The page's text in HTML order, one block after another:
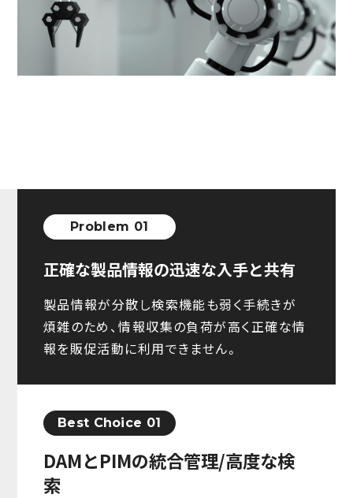
Problem 01
正確な製品情報の迅速な入手と共有
製品情報が分散し検索機能も弱く手続きが
煩雑のため、情報収集の負荷が高く正確な情
報を販促活動に利用できません。
Best Choice 01
DAMとPIMの統合管理/高度な検
索